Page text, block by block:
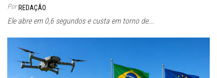
Por REDAÇÃO
Ele abre em 0,6 segundos e custa em torno de...